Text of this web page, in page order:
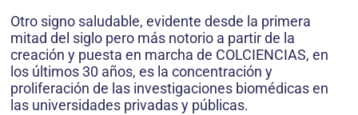
Otro signo saludable, evidente desde la primera
mitad del siglo pero más notorio a partir de la
creación y puesta en marcha de COLCIENCIAS, en
los últimos 30 años, es la concentración y
proliferación de las investigaciones biomédicas en
las universidades privadas y públicas.